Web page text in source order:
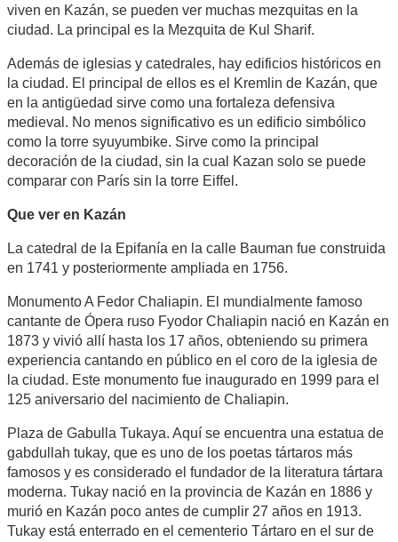
viven en Kazán, se pueden ver muchas mezquitas en la
ciudad. La principal es la Mezquita de Kul Sharif.
Además de iglesias y catedrales, hay edificios históricos en
la ciudad. El principal de ellos es el Kremlin de Kazán, que
en la antigüedad sirve como una fortaleza defensiva
medieval. No menos significativo es un edificio simbólico
como la torre syuyumbike. Sirve como la principal
decoración de la ciudad, sin la cual Kazan solo se puede
comparar con París sin la torre Eiffel.
Que ver en Kazán
La catedral de la Epifanía en la calle Bauman fue construida
en 1741 y posteriormente ampliada en 1756.
Monumento A Fedor Chaliapin. El mundialmente famoso
cantante de Ópera ruso Fyodor Chaliapin nació en Kazán en
1873 y vivió allí hasta los 17 años, obteniendo su primera
experiencia cantando en público en el coro de la iglesia de
la ciudad. Este monumento fue inaugurado en 1999 para el
125 aniversario del nacimiento de Chaliapin.
Plaza de Gabulla Tukaya. Aquí se encuentra una estatua de
gabdullah tukay, que es uno de los poetas tártaros más
famosos y es considerado el fundador de la literatura tártara
moderna. Tukay nació en la provincia de Kazán en 1886 y
murió en Kazán poco antes de cumplir 27 años en 1913.
Tukay está enterrado en el cementerio Tártaro en el sur de